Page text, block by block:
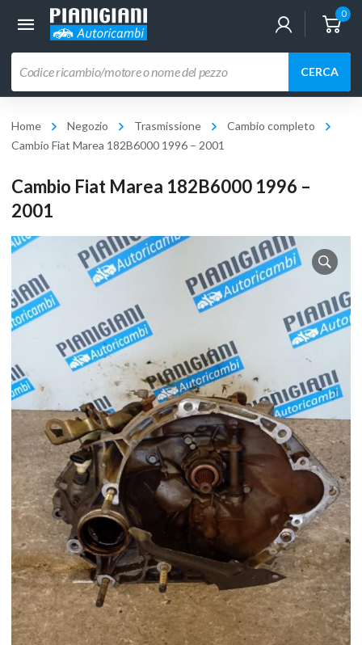
0
prodotti
CERCA
Home Negozio Trasmissione
Cambio completo
Cambio Fiat Marea 182B6000 1996 – 2001
Cambio Fiat Marea 182B6000 1996 –
2001